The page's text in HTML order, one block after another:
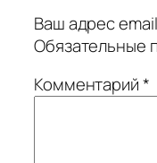
Ваш адрес
Обязательные
Комментарий*